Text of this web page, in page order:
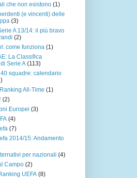
che non esistono (1)
(e vincenti) delle
(3)
A 13/14: il più bravo
(2)
come funziona (1)
La Classifica
Serie A (113)
squadre: calendario
All-Time (1)
(2)
Europei (3)
(4)
(7)
2014/15: Andamento
per nazionali (4)
Campo (2)
UEFA (8)